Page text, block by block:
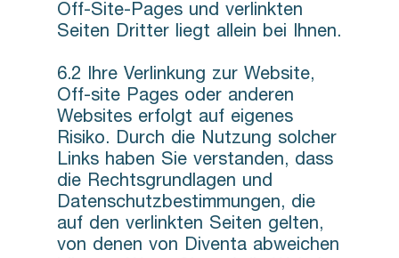
Off-Site-Pages und verlinkten
Seiten Dritter liegt allein bei Ihnen.
6.2 Ihre Verlinkung zur Website,
Off-site Pages oder anderen
Websites erfolgt auf eigenes
Risiko. Durch die Nutzung solcher
Links haben Sie verstanden, dass
die Rechtsgrundlagen und
Datenschutzbestimmungen, die
auf den verlinkten Seiten gelten,
von denen von Diventa abweichen